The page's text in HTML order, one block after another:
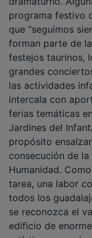
programa festivo
que “seguimos
forman parte de
festejos taurinos,
grandes
las actividades
intercala con
ferias temáticas
Jardines del
propósito
consecución de la
Humanidad.
tarea, una labor
todos los
se reconozca el
edificio de
artístico, que